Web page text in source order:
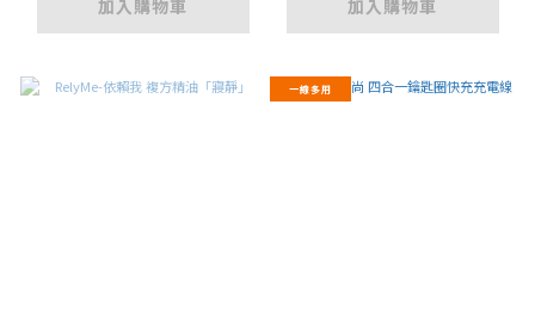
加入購物車 加入購物車
一線多用